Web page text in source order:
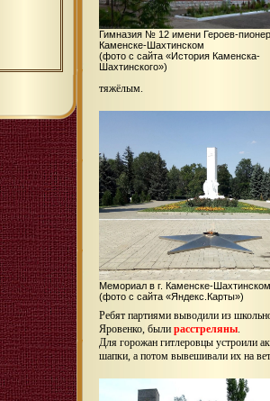
Гимназия № 12 имени Героев-
Каменске-Шахтинском
(фото с сайта «История Каменска-
Шахтинского»)
тяжёлым.
Мемориал в г. Каменске-Шахтинском
(фото с сайта «Яндекс.Карты»)
Ребят партиями выводили из
Яровенко, были расстреляны
Для горожан гитлеровцы устроили
шапки, а потом вывешивали их на